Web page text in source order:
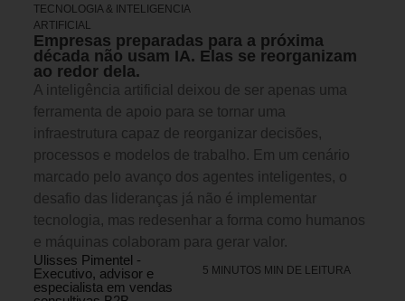
TECNOLOGIA & INTELIGENCIA
ARTIFICIAL
Empresas preparadas para a próxima
década não usam IA. Elas se reorganizam
ao redor dela.
A inteligência artificial deixou de ser apenas uma
ferramenta de apoio para se tornar uma
infraestrutura capaz de reorganizar decisões,
processos e modelos de trabalho. Em um cenário
marcado pelo avanço dos agentes inteligentes, o
desafio das lideranças já não é implementar
tecnologia, mas redesenhar a forma como humanos
e máquinas colaboram para gerar valor.
Ulisses Pimentel -
Executivo, advisor e
especialista em vendas
5 MINUTOS MIN DE LEITURA